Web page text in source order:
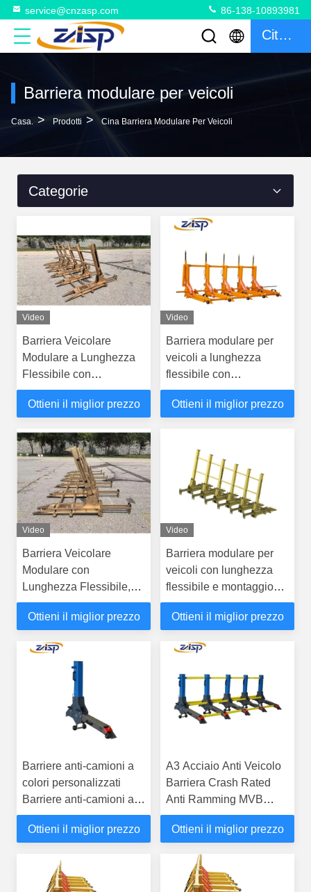
service@cnzasp.com 86-138-10893981
Citazione
Barriera modulare per veicoli
Casa. > Prodotti > Cina Barriera Modulare Per Veicoli
Categorie
Video
Barriera Veicolare
Modulare a Lunghezza
Flessibile con
Intercettazione a 80 km/h
per una Maggiore
Ottieni il miglior prezzo
Video
Barriera modulare per
veicoli a lunghezza
flessibile con
intercettazione a 80 km/h
e design modulare per
Ottieni il miglior prezzo
Video
Barriera Veicolare
Modulare con
Lunghezza Flessibile,
Design Modulare e
Soluzione di Sicurezza
Ottieni il miglior prezzo
Video
Barriera modulare per
veicoli con lunghezza
flessibile e montaggio
senza utensili per
soluzioni di sicurezza
Ottieni il miglior prezzo
Barriere anti-camioni a
colori personalizzati
Barriere anti-camioni a
colori personalizzati
1000 mm di altezza
Ottieni il miglior prezzo
A3 Acciaio Anti Veicolo
Barriera Crash Rated
Anti Ramming MVB
44kg
Ottieni il miglior prezzo